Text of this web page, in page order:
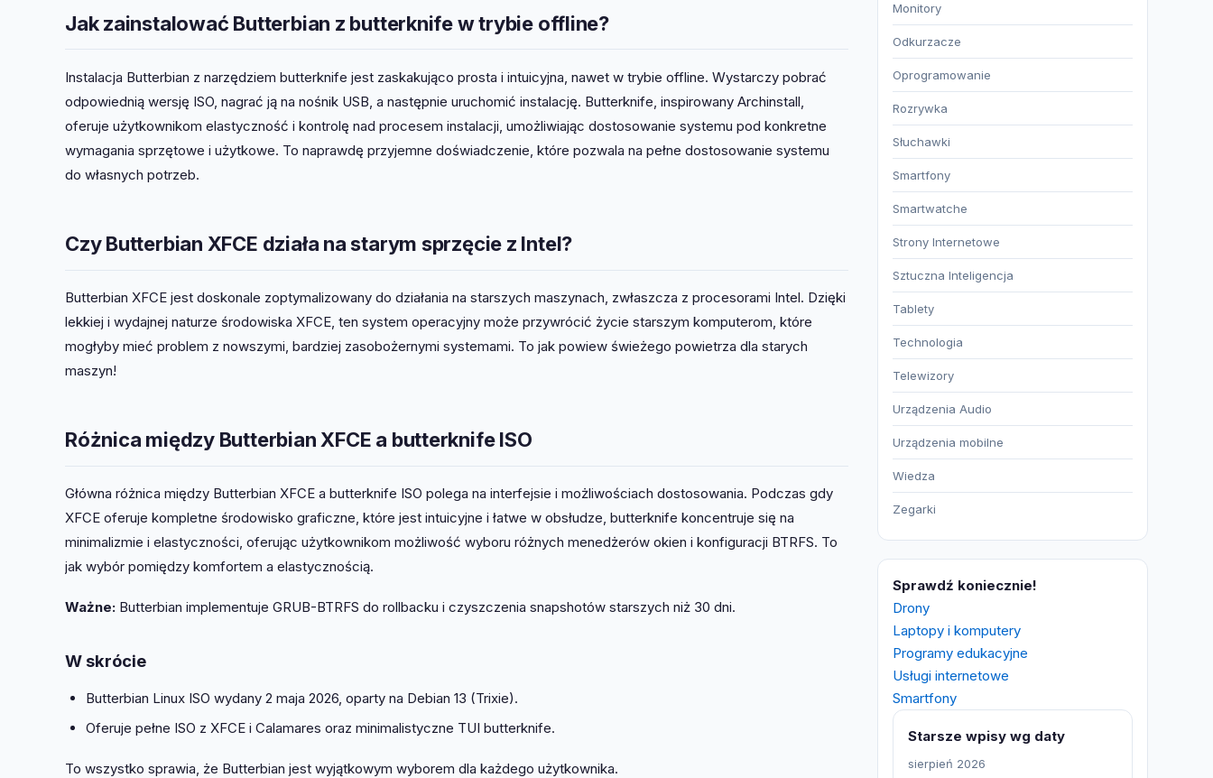
Jak zainstalować Butterbian z butterknife w trybie offline?
Instalacja Butterbian z narzędziem butterknife jest zaskakująco prosta i intuicyjna, nawet w trybie offline. Wystarczy pobrać
odpowiednią wersję ISO, nagrać ją na nośnik USB, a następnie uruchomić instalację. Butterknife, inspirowany Archinstall,
oferuje użytkownikom elastyczność i kontrolę nad procesem instalacji, umożliwiając dostosowanie systemu pod konkretne
wymagania sprzętowe i użytkowe. To naprawdę przyjemne doświadczenie, które pozwala na pełne dostosowanie systemu
do własnych potrzeb.
Czy Butterbian XFCE działa na starym sprzęcie z Intel?
Butterbian XFCE jest doskonale zoptymalizowany do działania na starszych maszynach, zwłaszcza z procesorami Intel. Dzięki
lekkiej i wydajnej naturze środowiska XFCE, ten system operacyjny może przywrócić życie starszym komputerom, które
mogłyby mieć problem z nowszymi, bardziej zasobożernymi systemami. To jak powiew świeżego powietrza dla starych
maszyn!
Różnica między Butterbian XFCE a butterknife ISO
Główna różnica między Butterbian XFCE a butterknife ISO polega na interfejsie i możliwościach dostosowania. Podczas gdy
XFCE oferuje kompletne środowisko graficzne, które jest intuicyjne i łatwe w obsłudze, butterknife koncentruje się na
minimalizmie i elastyczności, oferując użytkownikom możliwość wyboru różnych menedżerów okien i konfiguracji BTRFS. To
jak wybór pomiędzy komfortem a elastycznością.
Ważne: Butterbian implementuje GRUB-BTRFS do rollbacku i czyszczenia snapshotów starszych niż 30 dni.
W skrócie
Butterbian Linux ISO wydany 2 maja 2026, oparty na Debian 13 (Trixie).
Oferuje pełne ISO z XFCE i Calamares oraz minimalistyczne TUI butterknife.
To wszystko sprawia, że Butterbian jest wyjątkowym wyborem dla każdego użytkownika.
Monitory
Odkurzacze
Oprogramowanie
Rozrywka
Słuchawki
Smartfony
Smartwatche
Strony Internetowe
Sztuczna Inteligencja
Tablety
Technologia
Telewizory
Urządzenia Audio
Urządzenia mobilne
Wiedza
Zegarki
Sprawdź koniecznie!
Drony
Laptopy i komputery
Programy edukacyjne
Usługi internetowe
Smartfony
Starsze wpisy wg daty
sierpień 2026